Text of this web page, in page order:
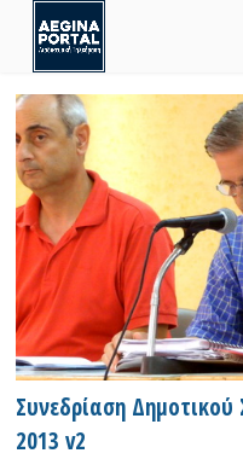
Συνεδρίαση
2013 v2